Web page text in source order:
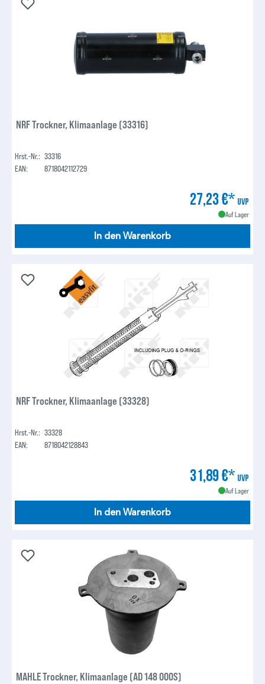
NRF Trockner, Klimaanlage (33316)
Hrst.-Nr.: 33316
EAN:
8718042112729
27,23 €* UVP
Auf Lager
In den Warenkorb
NRF Trockner, Klimaanlage (33328)
Hrst.-Nr.: 33328
EAN:
8718042128843
31,89 €* UVP
Auf Lager
In den Warenkorb
MAHLE Trockner, Klimaanlage (AD 148 000S)